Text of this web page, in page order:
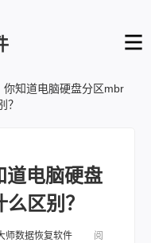
你知道电脑硬盘分区mbr
？
道电脑硬盘
区别？
师数据恢复软件 阅